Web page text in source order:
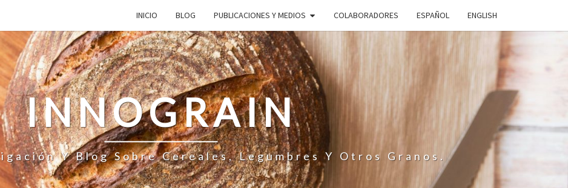
INICIO BLOG PUBLICACIONES Y MEDIOS COLABORADORES ESPAÑOL ENGLISH
INNOGRAIN
Y Blog Sobre Cereales, Legumbres Y Otros Granos.